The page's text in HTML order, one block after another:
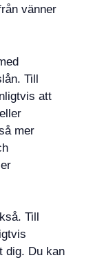
vänner
Till
att
eller
mer
Till
dig. Du kan